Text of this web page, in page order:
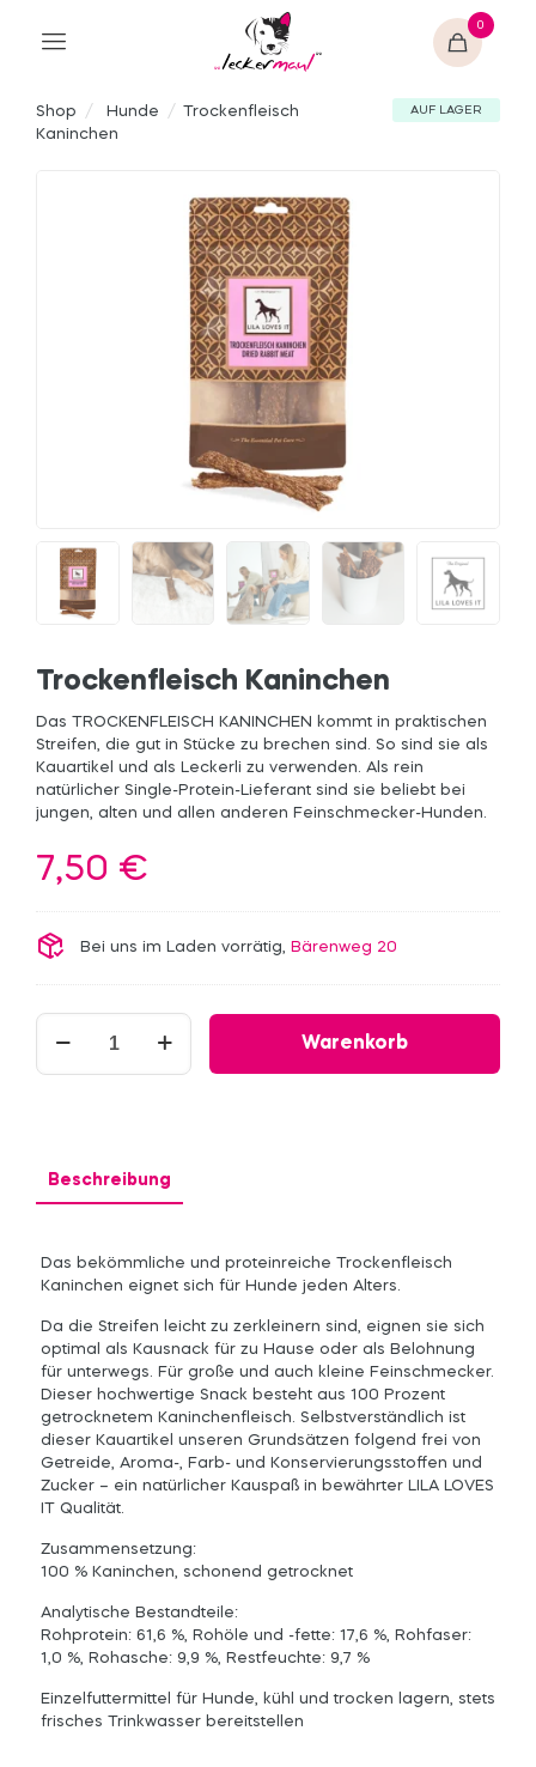
0
Beschreibung
Das bekömmliche und proteinreiche Trockenfleisch
Kaninchen eignet sich für Hunde jeden Alters.
Da die Streifen leicht zu zerkleinern sind, eignen sie sich
optimal als Kausnack für zu Hause oder als Belohnung
für unterwegs. Für große und auch kleine Feinschmecker.
Dieser hochwertige Snack besteht aus 100 Prozent
getrocknetem Kaninchenfleisch. Selbstverständlich ist
dieser Kauartikel unseren Grundsätzen folgend frei von
Getreide, Aroma-, Farb- und Konservierungsstoffen und
Zucker – ein natürlicher Kauspaß in bewährter LILA LOVES
IT Qualität.
Zusammensetzung:
100 % Kaninchen, schonend getrocknet
Analytische Bestandteile:
Rohprotein: 61,6 %, Rohöle und -fette: 17,6 %, Rohfaser:
1,0 %, Rohasche: 9,9 %, Restfeuchte: 9,7 %
Einzelfuttermittel für Hunde, kühl und trocken lagern, stets
frisches Trinkwasser bereitstellen
Shop / Hunde / Trockenfleisch
Kaninchen
AUF LAGER
Trockenfleisch Kaninchen
Das TROCKENFLEISCH KANINCHEN kommt in praktischen
Streifen, die gut in Stücke zu brechen sind. So sind sie als
Kauartikel und als Leckerli zu verwenden. Als rein
natürlicher Single-Protein-Lieferant sind sie beliebt bei
jungen, alten und allen anderen Feinschmecker-Hunden.
7,50 €
Bei uns im Laden vorrätig, Bärenweg 20
Trockenfleisch
Kaninchen
Menge
Warenkorb